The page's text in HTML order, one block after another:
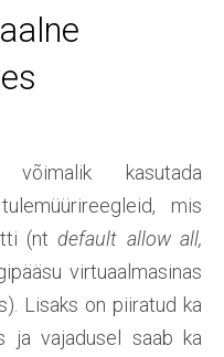
kasutada
mis
(ntdefault allow all,
virtuaalmasinas
Lisaks on piiratud ka
ja vajadusel saab ka